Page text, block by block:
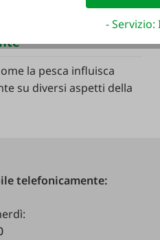
bene per il corpo e
la pesca influisca
su diversi aspetti della
telefonicamente:
-